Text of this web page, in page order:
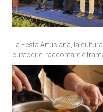
La Festa Artusiana, la
custodire, raccontare e